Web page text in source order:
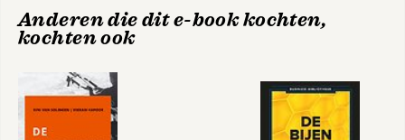
geeft hij er zo’n honderdvijftig lezingen
Zijn bekendste (management) boeken
De kracht van Scrum (met Eelco
De Bijenherder, Formule-X
Anderen die dit e-book kochten,
kochten ook